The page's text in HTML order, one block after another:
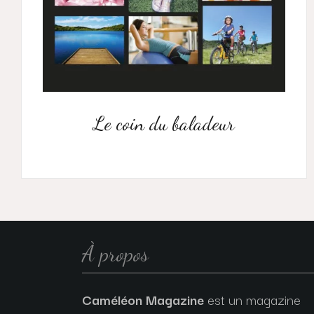
Le coin du baladeur
À propos
Caméléon Magazine est un magazine